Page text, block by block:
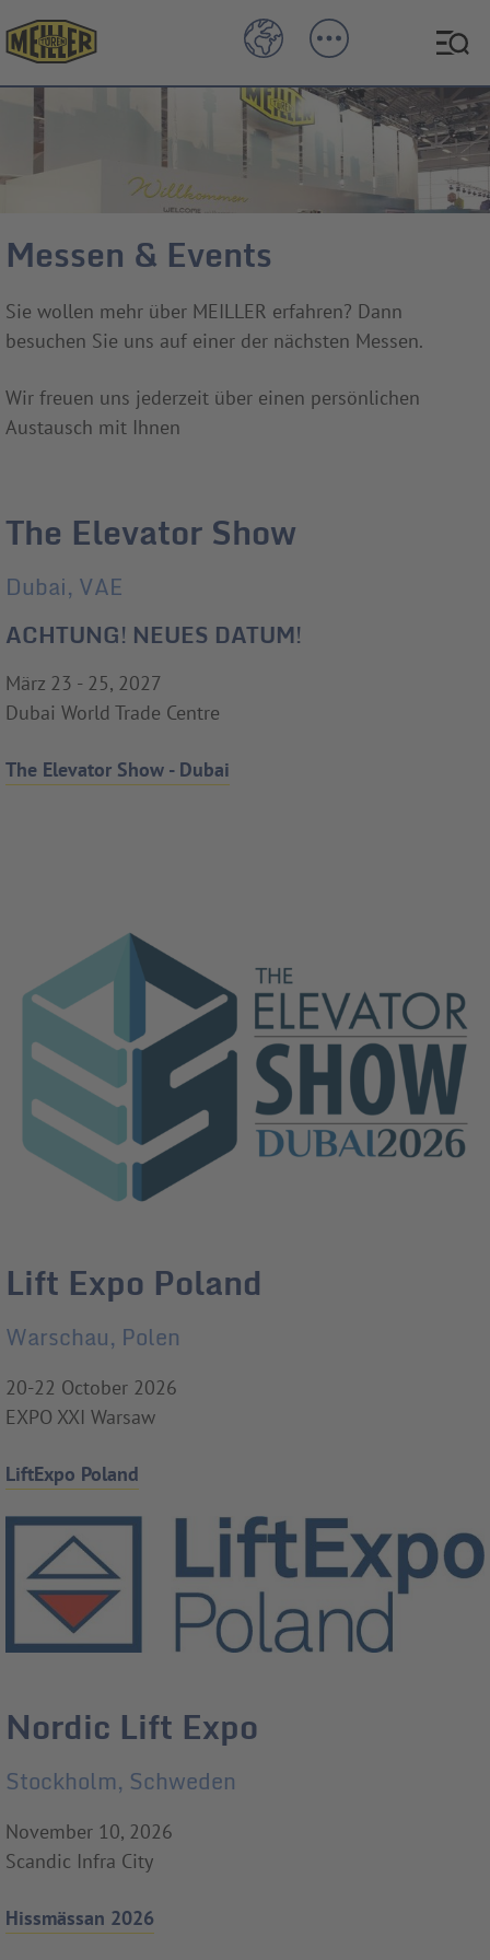
Messen & Events
Sie wollen mehr über MEILLER erfahren? Dann
besuchen Sie uns auf einer der nächsten Messen.
Wir freuen uns jederzeit über einen persönlichen
Austausch mit Ihnen
The Elevator Show
Dubai, VAE
ACHTUNG! NEUES DATUM!
März 23 - 25, 2027
Dubai World Trade Centre
The Elevator Show - Dubai
Lift Expo Poland
Warschau, Polen
20-22 October 2026
EXPO XXI Warsaw
LiftExpo Poland
Nordic Lift Expo
Stockholm, Schweden
November 10, 2026
Scandic Infra City
Hissmässan 2026